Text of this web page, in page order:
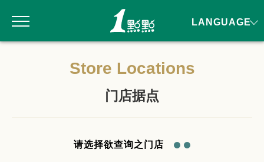
Store Locations
门店据点
请选择欲查询之门店
LANGUAGE